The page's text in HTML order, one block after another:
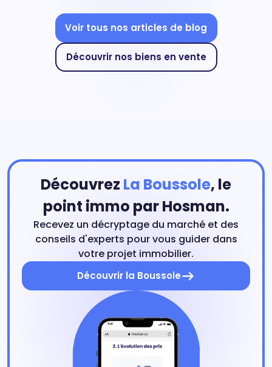
Voir tous nos articles de blog
Découvrir nos biens en vente
Découvrez La Boussole, le
point immo par Hosman.
Recevez un décryptage du marché et des
conseils d'experts pour vous guider dans
votre projet immobilier.
Découvrir la Boussole